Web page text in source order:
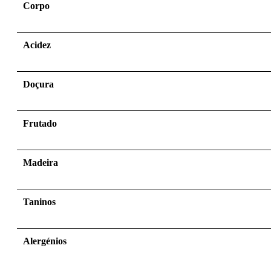
Corpo
Acidez
Doçura
Frutado
Madeira
Taninos
Alergénios